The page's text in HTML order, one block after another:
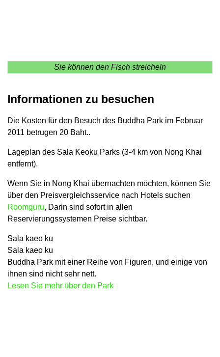
Sie können den Fisch streicheln
Informationen zu besuchen
Die Kosten für den Besuch des Buddha Park im Februar
2011 betrugen 20 Baht..
Lageplan des Sala Keoku Parks (3-4 km von Nong Khai
entfernt).
Wenn Sie in Nong Khai übernachten möchten, können Sie
über den Preisvergleichsservice nach Hotels suchen
Roomguru, Darin sind sofort in allen
Reservierungssystemen Preise sichtbar.
Sala kaeo ku
Sala kaeo ku
Buddha Park mit einer Reihe von Figuren, und einige von
ihnen sind nicht sehr nett.
Lesen Sie mehr über den Park